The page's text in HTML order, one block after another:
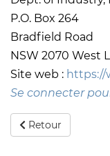
P.O. Box 264
Bradfield Road
NSW 2070 West
Site web : https://
Se connecter
Retour